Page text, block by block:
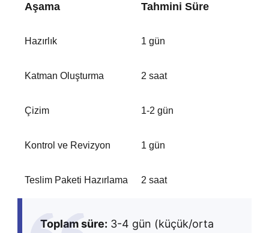
Aşama Tahmini Süre
Hazırlık 1 gün
Katman Oluşturma 2 saat
Çizim 1-2 gün
Kontrol ve Revizyon 1 gün
Teslim Paketi Hazırlama 2 saat
Toplam süre: 3-4 gün (küçük/orta